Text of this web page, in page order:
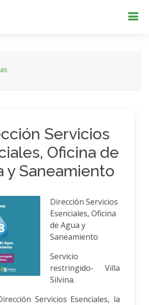
Servicios
Oficina de
y Saneamiento
Dirección Servicios
Esenciales, Oficina
de Agua y
Saneamiento
Servicio
restringido- Villa
Silvina.
Servicios Esenciales, la